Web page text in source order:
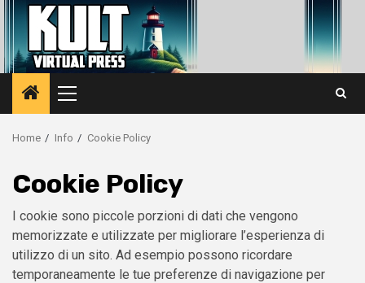
Vai
contenuto
Menu
principale
Home Info Cookie Policy
Cookie Policy
I cookie sono piccole porzioni di dati che vengono
memorizzate e utilizzate per migliorare l’esperienza di
utilizzo di un sito. Ad esempio possono ricordare
temporaneamente le tue preferenze di navigazione per